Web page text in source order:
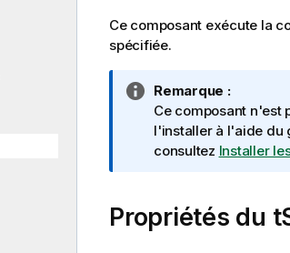
Ce composant exécute la
spécifiée.
N
o
t
e
f
o
Remarque :
Ce composant n'est
l'installer à l'aide du
consultez Installer
Propriétés du